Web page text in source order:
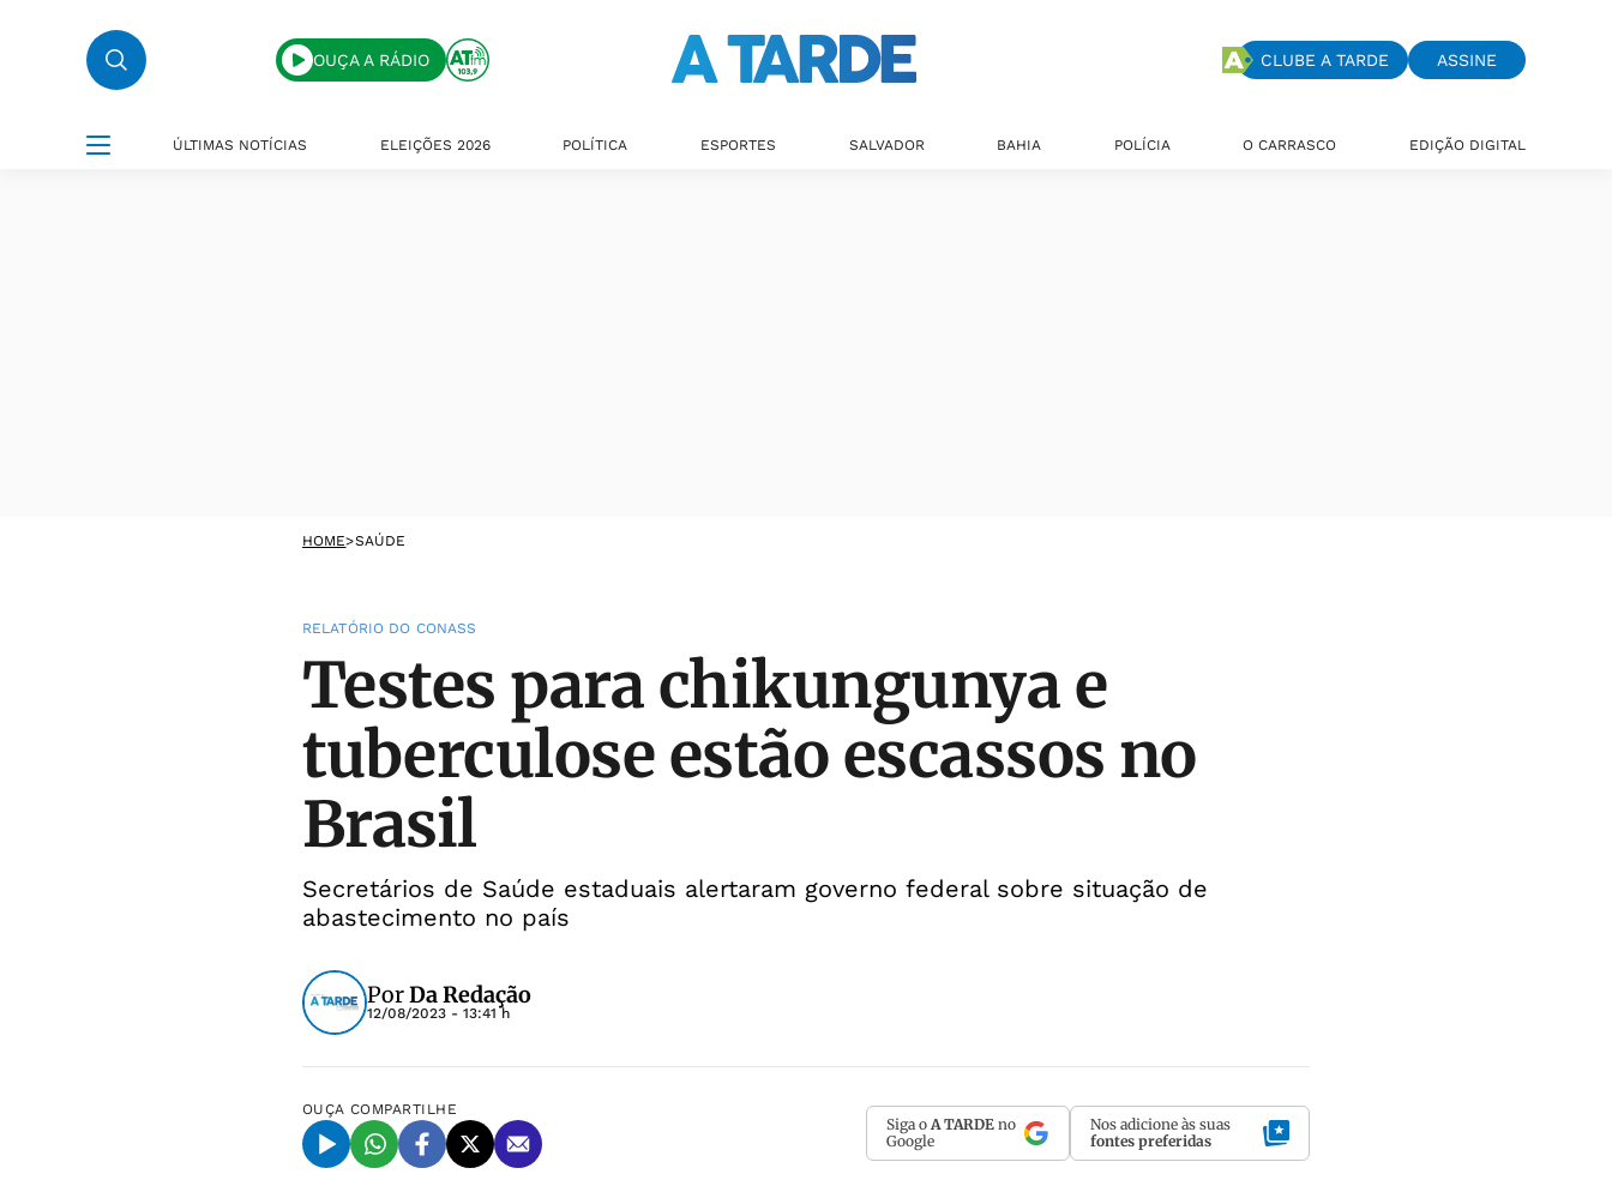
OUÇA A RÁDIO CLUBE A TARDE ASSINE
ÚLTIMAS NOTÍCIAS ELEIÇÕES 2026 POLÍTICA ESPORTES SALVADOR BAHIA POLÍCIA O CARRASCO EDIÇÃO DIGITAL
HOME>SAÚDE
RELATÓRIO DO CONASS
Testes para chikungunya e
tuberculose estão escassos no
Brasil
Secretários de Saúde estaduais alertaram governo federal sobre situação de
abastecimento no país
PorDa Redação
12/08/2023 - 13:41 h
OUÇA COMPARTILHE
Siga o A TARDE no
Google
Nos adicione às suas
fontes preferidas